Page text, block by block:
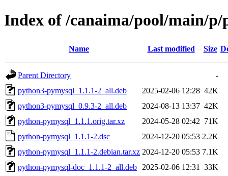
Index of /canaima/pool/main/
Name Last modified Size
Parent Directory
-
python3-pymysql_1.1.1-2_all.deb
2025-02-06 12:28 42K
python3-pymysql_0.9.3-2_all.deb
2024-08-13 13:37 42K
python-pymysql_1.1.1.orig.tar.xz
2024-05-28 02:42 71K
python-pymysql_1.1.1-2.dsc
2024-12-20 05:53 2.2K
python-pymysql_1.1.1-2.debian.tar.xz 2024-12-20 05:53 7.1K
python-pymysql-doc_1.1.1-2_all.deb
2025-02-06 12:31
33K